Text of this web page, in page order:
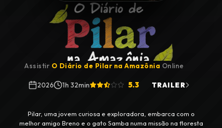
Assistir O Diário de Pilar na Amazônia Online
2026 1h 32min 5.3 TRAILER
Pilar, uma jovem curiosa e exploradora, embarca com o
melhor amigo Breno e o gato Samba numa missão na floresta